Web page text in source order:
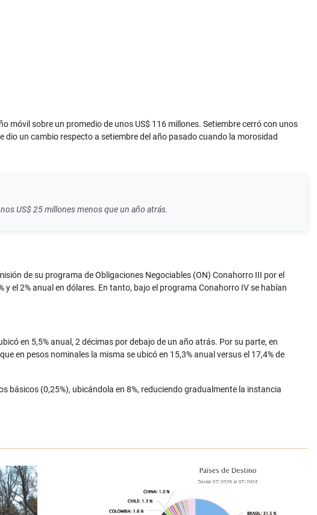
móvil sobre un promedio de unos US$ 116 millones. Setiembre cerró con unos
dio un cambio respecto a setiembre del año pasado cuando la morosidad
US$ 25 millones menos que un año atrás.
de su programa de Obligaciones Negociables (ON) Conahorro III por el
el 2% anual en dólares. En tanto, bajo el programa Conahorro IV se habían
en 5,5% anual, 2 décimas por debajo de un año atrás. Por su parte, en
en pesos nominales la misma se ubicó en 15,3% anual versus el 17,4% de
básicos (0,25%), ubicándola en 8%, reduciendo gradualmente la instancia